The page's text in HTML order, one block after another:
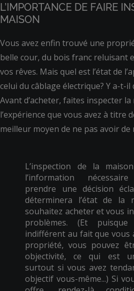
L’IMPORTANCE DE FAIRE
MAISON
Vous avez enfin trouvé une
belle cour, du bois franc reluisant
vos rêves. Mais quel est l’état de
celui du câblage électrique? Y a-t-
Avant d’acheter, faites inspecter
l’expérience que vous avez à titre
meilleur moyen de ne pas avoir de
L’inspection de la
l’information
prendre une décision
déterminera l’état de la
souhaitez acheter et vous
problèmes. (Et puisque
indifférent au fait que vous
propriété, vous pouvez
objectivité, ce qui est
surtout si vous avez
objectif vous-même...) Si